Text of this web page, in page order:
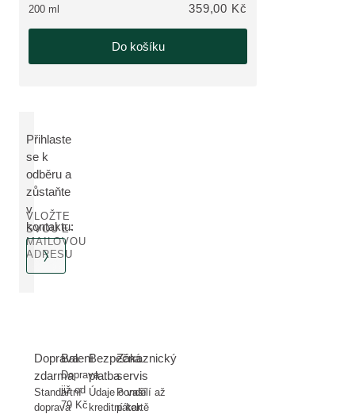
200 ml 359,00 Kč
Do košíku
Přihlaste
se k
odběru a
zůstaňte
v
kontaktu:
VLOŽTE
SVOU E-
MAILOVOU
ADRESU
Doprava
zdarma
Standartní
doprava
Balení
Doprava
již od
79 Kč
Bezpečná
platba
Údaje o vaší
kreditní kartě
Zákaznický
servis
Pondělí až
pátek